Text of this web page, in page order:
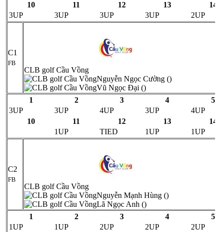
10
11 12 13
14
3UP
3UP 3UP 3UP 2UP
C1
FB
CLB golf Cầu Vồng
Nguyễn Ngọc Cường ()
Vũ Ngọc Đại ()
1
2 3 4
5
3UP
3UP 4UP 3UP
4UP
10
11 12 13
14
1UP
TIED 1UP 1UP
C2
FB
CLB golf Cầu Vồng
Nguyễn Mạnh Hùng ()
Lã Ngọc Anh ()
1
2 3 4
5
1UP
1UP 2UP 2UP
2UP